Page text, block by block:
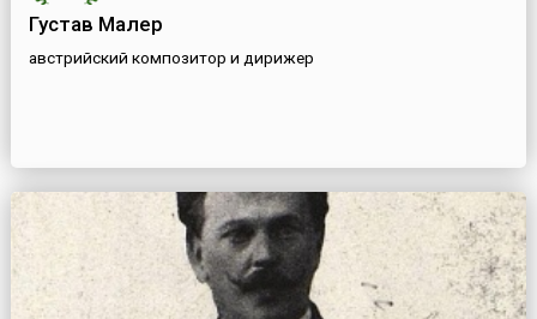
Густав Малер
австрийский композитор и дирижер